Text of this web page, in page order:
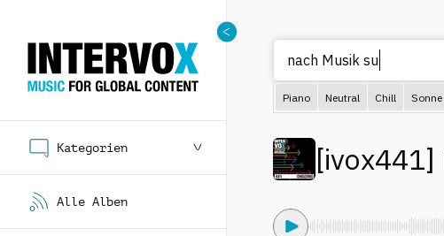
Kategorien
Alle Alben
nac
Piano Neutral Chill Sonne
[ivox441]